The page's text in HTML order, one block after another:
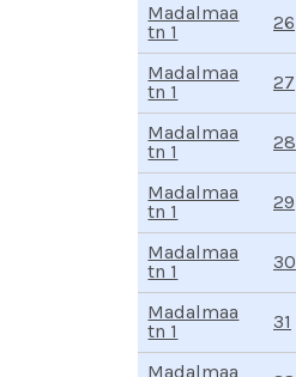
Madalmaa
tn 1
26
Madalmaa
tn 1
27
Madalmaa
tn 1
28
Madalmaa
tn 1
29
Madalmaa
tn 1
30
Madalmaa
tn 1
31
Madalmaa